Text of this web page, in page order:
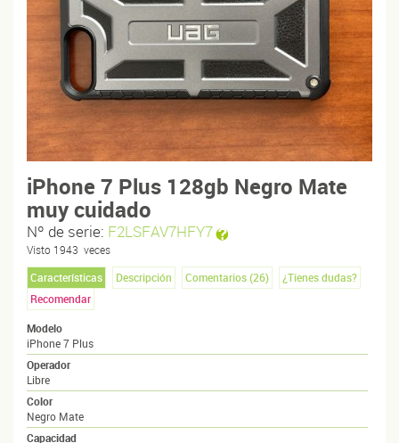
iPhone 7 Plus 128gb Negro Mate
muy cuidado
Nº de serie: F2LSFAV7HFY7
Visto 1943 veces
Características
Descripción Comentarios (26)
¿Tienes dudas?
Recomendar
Modelo
iPhone 7 Plus
Operador
Libre
Color
Negro Mate
Capacidad